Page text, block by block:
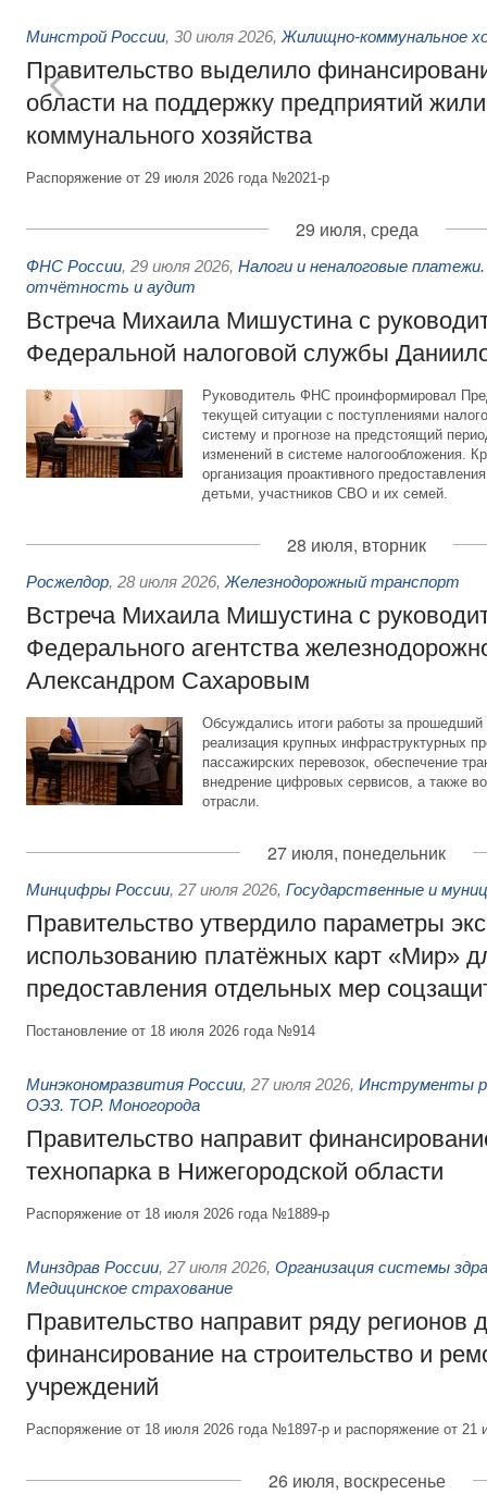
Минстрой России, 30 июля 2026, Жилищно-коммунальное
Правительство выделило
области на поддержку предприятий
коммунального хозяйства
Распоряжение от 29 июля 2026 года №2021-р
29 июля, среда
ФНС России, 29 июля 2026, Налоги и неналоговые
отчётность и аудит
Встреча Михаила Мишустина с
Федеральной налоговой службы
Руководитель ФНС проинформировал
текущей ситуации с поступлениями
систему и прогнозе на предстоящий
изменений в системе налогообложения.
организация проактивного
детьми, участников СВО и их семей.
28 июля, вторник
Росжелдор, 28 июля 2026, Железнодорожный транспорт
Встреча Михаила Мишустина с
Федерального агентства
Александром Сахаровым
Обсуждались итоги работы за
реализация крупных инфраструктурных
пассажирских перевозок, обеспечение
внедрение цифровых сервисов, а также
отрасли.
27 июля, понедельник
Минцифры России, 27 июля 2026, Государственные и
Правительство утвердило параметры
использованию платёжных карт «Мир»
предоставления отдельных мер
Постановление от 18 июля 2026 года №914
Минэкономразвития России, 27 июля 2026, Инструменты
ОЭЗ. ТОР. Моногорода
Правительство направит
технопарка в Нижегородской области
Распоряжение от 18 июля 2026 года №1889-р
Минздрав России, 27 июля 2026, Организация системы
Медицинское страхование
Правительство направит ряду регионов
финансирование на строительство и
учреждений
Распоряжение от 18 июля 2026 года №1897-р и распоряжение от
26 июля, воскресенье